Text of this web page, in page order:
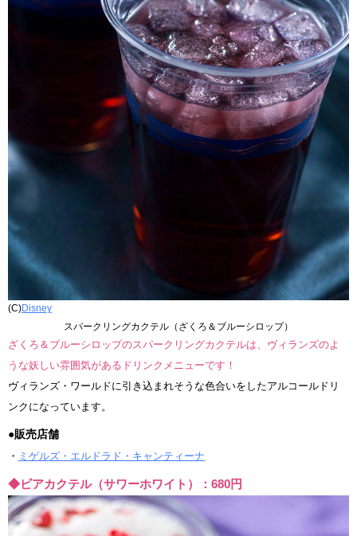
(C)Disney
スパークリングカクテル（ざくろ＆ブルーシロップ）
ざくろ＆ブルーシロップのスパークリングカクテルは、ヴィランズのよ
うな妖しい雰囲気があるドリンクメニューです！
ヴィランズ・ワールドに引き込まれそうな色合いをしたアルコールドリ
ンクになっています。
●販売店舗
・ ミゲルズ・エルドラド・キャンティーナ
◆ビアカクテル（サワーホワイト）：680円